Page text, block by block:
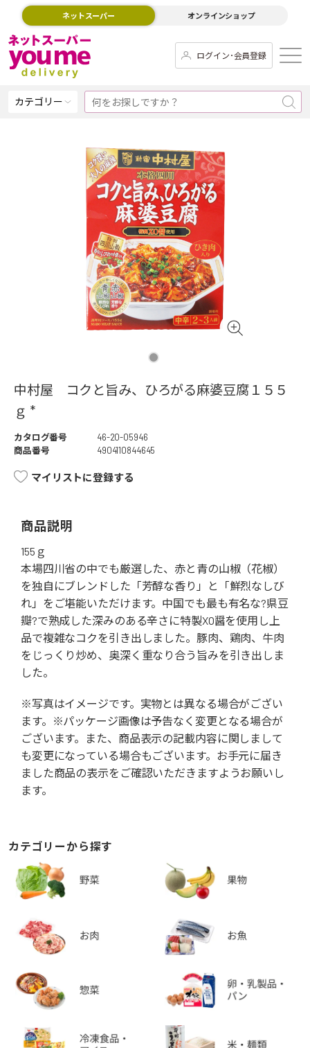
ネットスーパー オンラインショップ
ログイン･会員登録
カテゴリー
中村屋 コクと旨み、ひろがる麻婆豆腐１５５
ｇ *
カタログ番号
46-20-05946
商品番号
4904110844645
マイリストに登録する
商品説明
155ｇ
本場四川省の中でも厳選した、赤と青の山椒（花椒）
を独自にブレンドした「芳醇な香り」と「鮮烈なしび
れ」をご堪能いただけます。中国でも最も有名な?県豆
瓣?で熟成した深みのある辛さに特製XO醤を使用し上
品で複雑なコクを引き出しました。豚肉、鶏肉、牛肉
をじっくり炒め、奥深く重なり合う旨みを引き出しま
した。
※写真はイメージです。実物とは異なる場合がござい
ます。※パッケージ画像は予告なく変更となる場合が
ございます。また、商品表示の記載内容に関しまして
も変更になっている場合もございます。お手元に届き
ました商品の表示をご確認いただきますようお願いし
ます。
カテゴリーから探す